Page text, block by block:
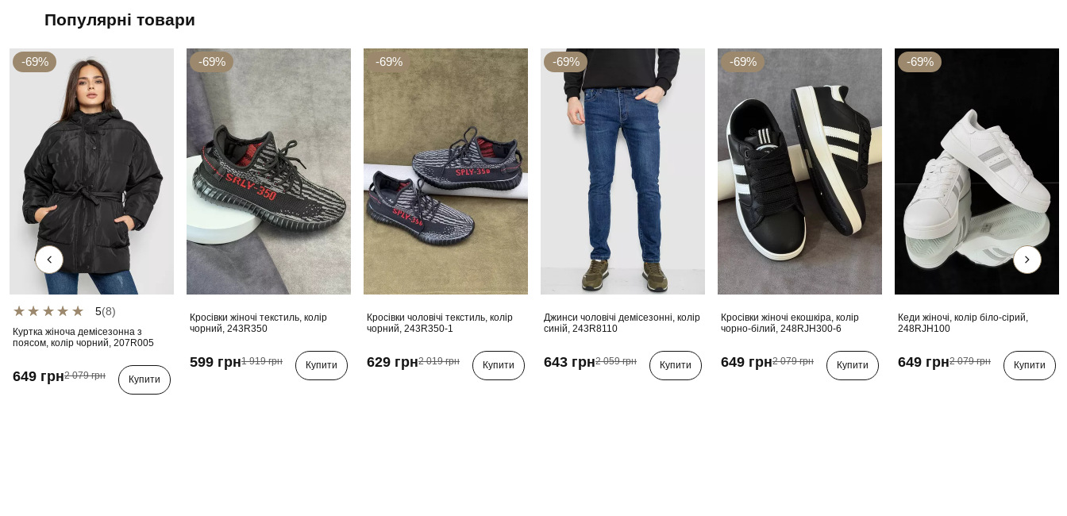
Популярні товари
-69%
5(8)
Куртка жіноча демісезонна з
поясом, колір чорний, 207R005
649 грн2 079 грн Купити
-69%
Кросівки жіночі текстиль, колір
чорний, 243R350
599 грн1 919 грн Купити
-69%
Кросівки чоловічі текстиль, колір
чорний, 243R350-1
629 грн2 019 грн Купити
-69%
Джинси чоловічі демісезонні, колір
синій, 243R8110
643 грн2 059 грн Купити
-69%
Кросівки жіночі екошкіра, колір
чорно-білий, 248RJH300-6
649 грн2 079 грн Купити
-69%
Кеди жіночі, колір біло-сірий,
248RJH100
649 грн2 079 грн Купити